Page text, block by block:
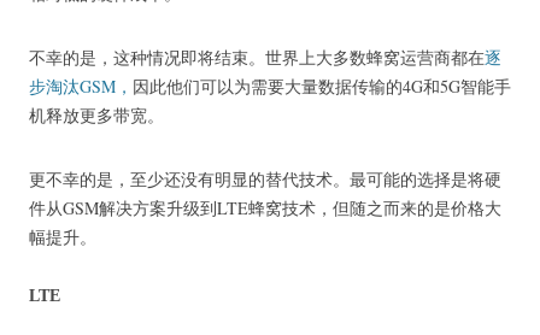
不幸的是，这种情况即将结束。 世界上大多数蜂窝运营商都在逐
步淘汰GSM， 因此他们可以为需要大量数据传输的4G和5G智能手
机释放更多带宽。
更不幸的是，至少还没有明显的替代技术。 最可能的选择是将硬
件从GSM解决方案升级到LTE蜂窝技术，但随之而来的是价格大
幅提升。
LTE